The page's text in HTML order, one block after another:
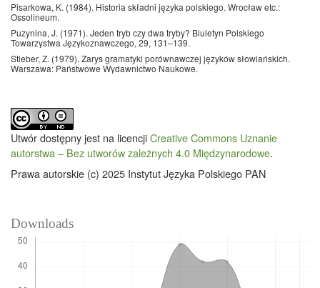
Pisarkowa, K. (1984). Historia składni języka polskiego. Wrocław etc.:
Ossolineum.
Puzynina, J. (1971). Jeden tryb czy dwa tryby? Biuletyn Polskiego
Towarzystwa Językoznawczego, 29, 131–139.
Stieber, Z. (1979). Zarys gramatyki porównawczej języków słowiańskich.
Warszawa: Państwowe Wydawnictwo Naukowe.
Utwór dostępny jest na licencjiCreative Commons Uznanie
autorstwa – Bez utworów zależnych 4.0 Międzynarodowe.
Prawa autorskie (c) 2025 Instytut Języka Polskiego PAN
Downloads